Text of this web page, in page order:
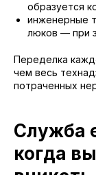
образуется
инженерные
люков — при
Переделка
чем весь
потраченных
Служба
когда